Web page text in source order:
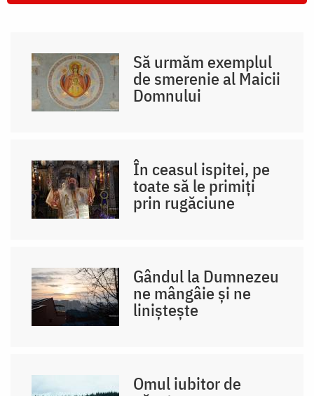
Să urmăm exemplul
de smerenie al Maicii
Domnului
În ceasul ispitei, pe
toate să le primiți
prin rugăciune
Gândul la Dumnezeu
ne mângâie și ne
liniștește
Omul iubitor de